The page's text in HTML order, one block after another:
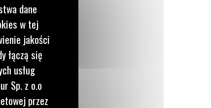
dane
w tej
jakości
łączą się
usług
Sp. z o.o
przez